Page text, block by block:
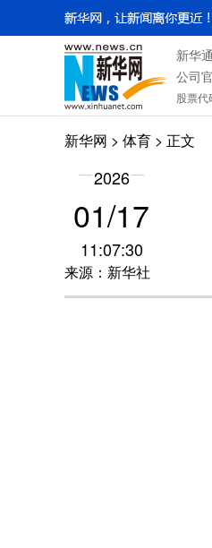
新华
公司
股票代
新华网 > 体育 > 正文
2026
01/17
11:07:30
来源：新华社